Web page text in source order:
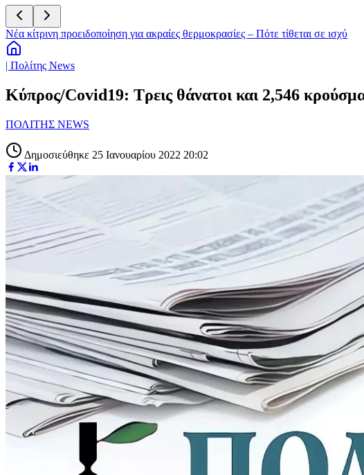
Νέα κίτρινη προειδοποίηση για ακραίες θερμοκρασίες – Πότε τίθεται σε ισχύ
| Πολίτης News
Κύπρος/Covid19: Τρεις θάνατοι και 2,546
ΠΟΛΙΤΗΣ NEWS
Δημοσιεύθηκε 25 Ιανουαρίου 2022 20:02